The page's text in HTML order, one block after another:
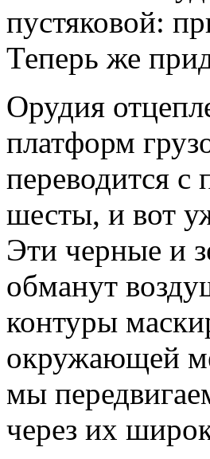
пустяковой:
Теперь же
Орудия
платформ
переводится
шесты, и вот
Эти черные и
обманут
контуры
окружающей
мы
через их